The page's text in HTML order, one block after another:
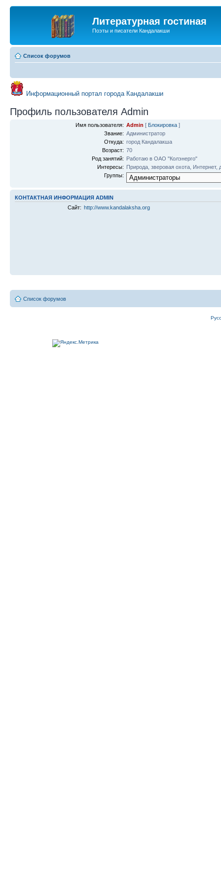
Литературная гостиная
Поэты и писатели Кандалакши
Список форумов
Информационный портал города Кандалакши
Профиль пользователя Admin
Имя пользователя: Admin [ Блокировка]
Звание: Администратор
Откуда: город Кандалакша
Возраст: 70
Род занятий: Работаю в ОАО "Колэнерго"
Интересы: Природа, зверовая охота, Интернет,
Группы:
КОНТАКТНАЯ ИНФОРМАЦИЯ ADMIN
Сайт: http://www.kandalaksha.org
Список форумов